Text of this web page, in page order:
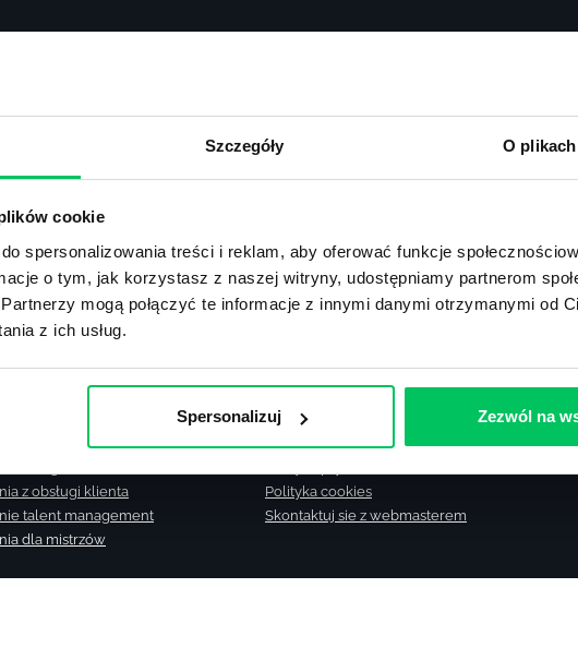
Szczegóły O
cookie
spersonalizowania treści i reklam, aby oferować funkcje
o tym, jak korzystasz z naszej witryny, udostępniamy partnerom
mogą połączyć te informacje z innymi danymi otrzymanymi od
z ich usług.
Spersonalizuj Zezwól na
– zarządzanie projektami
– kompetencje przyszłości
– administracja publiczna
– prawo
szkoleń miękkich
szkoleń eksperckich
menadżera
z asertywności
z obsługi klienta
talent management
dla mistrzów
Szkolenia dla kierowników
Szkolenia asertywność
Szkolenia dla brygadzistów
Szkolenie z komunikacji
Ranking firm szkoleniowych
Team Building
Wiedza
Strefa wiedzy
Polityka cookies
Skontaktuj sie z webmasterem